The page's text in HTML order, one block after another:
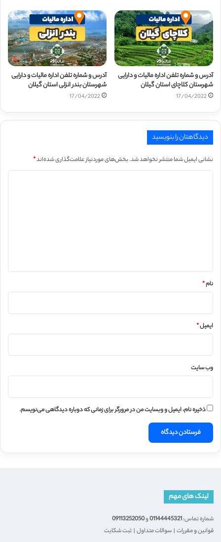
آدرس و شماره تلفن اداره مالیات و دارایی
شهرستان كلاچای استان گیلان
17/04/2022
آدرس و شماره تلفن اداره مالیات و دارایی
شهرستان بندر انزلی استان گیلان
17/04/2022
دیدگاهتان را بنویسید
نشانی ایمیل شما منتشر نخواهد شد.بخش‌های موردنیاز علامت‌گذاری شده‌اند*
نام*
ایمیل*
وب‌ سایت
ذخیره نام، ایمیل و وبسایت من در مرورگر برای زمانی که دوباره دیدگاهی می‌نویسم.
لینک های مهم
شماره تماس:01144445321و09113252050
قوانین و مقررات | سوالات متداول | ثبت شکایت